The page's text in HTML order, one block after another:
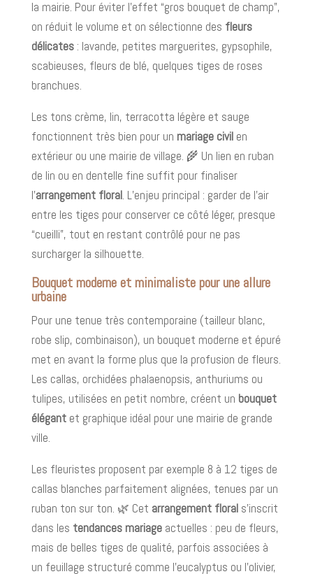
la mairie. Pour éviter l’effet “gros bouquet de champ”,
on réduit le volume et on sélectionne des fleurs
délicates: lavande, petites marguerites, gypsophile,
scabieuses, fleurs de blé, quelques tiges de roses
branchues.
Les tons crème, lin, terracotta légère et sauge
fonctionnent très bien pour un mariage civilen
extérieur ou une mairie de village. 🌾 Un lien en ruban
de lin ou en dentelle fine suffit pour finaliser
l’arrangement floral. L’enjeu principal : garder de l’air
entre les tiges pour conserver ce côté léger, presque
“cueilli”, tout en restant contrôlé pour ne pas
surcharger la silhouette.
Bouquet moderne et minimaliste pour une allure
urbaine
Pour une tenue très contemporaine (tailleur blanc,
robe slip, combinaison), un bouquet moderne et épuré
met en avant la forme plus que la profusion de fleurs.
Les callas, orchidées phalaenopsis, anthuriums ou
tulipes, utilisées en petit nombre, créent un bouquet
élégantet graphique idéal pour une mairie de grande
ville.
Les fleuristes proposent par exemple 8 à 12 tiges de
callas blanches parfaitement alignées, tenues par un
ruban ton sur ton. 🌿 Cet arrangement florals’inscrit
dans les tendances mariageactuelles : peu de fleurs,
mais de belles tiges de qualité, parfois associées à
un feuillage structuré comme l’eucalyptus ou l’olivier,